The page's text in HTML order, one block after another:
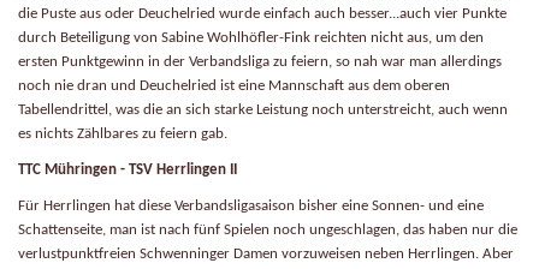
die Puste aus oder Deuchelried wurde einfach auch besser...auch vier Punkte
durch Beteiligung von Sabine Wohlhöfler-Fink reichten nicht aus, um den
ersten Punktgewinn in der Verbandsliga zu feiern, so nah war man allerdings
noch nie dran und Deuchelried ist eine Mannschaft aus dem oberen
Tabellendrittel, was die an sich starke Leistung noch unterstreicht, auch wenn
es nichts Zählbares zu feiern gab.
TTC Mühringen - TSV Herrlingen II
Für Herrlingen hat diese Verbandsligasaison bisher eine Sonnen- und eine
Schattenseite, man ist nach fünf Spielen noch ungeschlagen, das haben nur die
verlustpunktfreien Schwenninger Damen vorzuweisen neben Herrlingen. Aber